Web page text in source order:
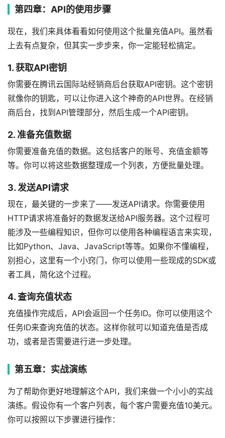
第四章：API的使用步骤
现在，我们来具体看看如何使用这个批量充值API。虽然看
上去有点复杂，但其实一步步来，你一定能轻松搞定。
1. 获取API密钥
你需要在腾讯云国际站经销商后台获取API密钥。这个密钥
就像你的钥匙，可以让你进入这个神奇的API世界。在经销
商后台，找到API管理部分，然后生成一个API密钥。
2. 准备充值数据
你需要准备充值的数据。这包括客户的账号、充值金额等
等。你可以将这些数据整理成一个列表，方便批量处理。
3. 发送API请求
现在，最关键的一步来了——发送API请求。你需要使用
HTTP请求将准备好的数据发送给API服务器。这个过程可
能涉及一些编程知识，但你可以使用各种编程语言来实现，
比如Python、Java、JavaScript等等。如果你不懂编程，
别担心，这里有一个小窍门，你可以使用一些现成的SDK或
者工具，简化这个过程。
4. 查询充值状态
充值操作完成后，API会返回一个任务ID。你可以使用这个
任务ID来查询充值的状态。这样你就可以知道充值是否成
功，或者是否需要进行进一步处理。
第五章：实战演练
为了帮助你更好地理解这个API，我们来做一个小小的实战
演练。假设你有一个客户列表，每个客户需要充值10美元。
你可以按照以下步骤进行操作：